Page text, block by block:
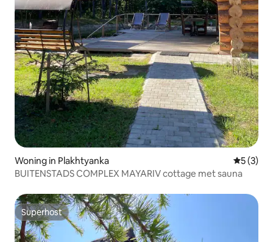
Woning in Plakhtyanka
5 (3)
BUITENSTADS COMPLEX MAYARIV cottage met sauna
Superhost
Superhost